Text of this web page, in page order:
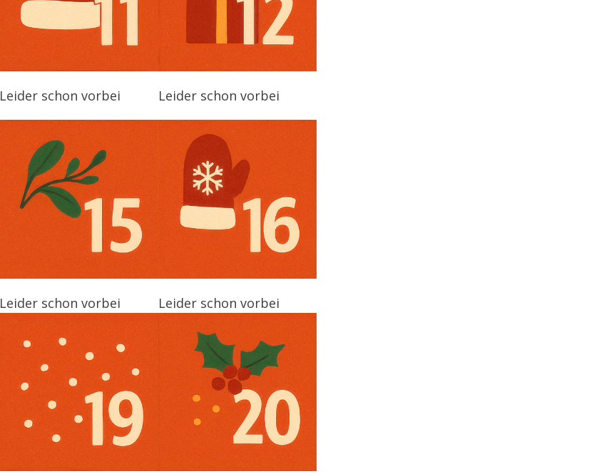
Leider schon vorbei Leider schon vorbei
Leider schon vorbei Leider schon vorbei